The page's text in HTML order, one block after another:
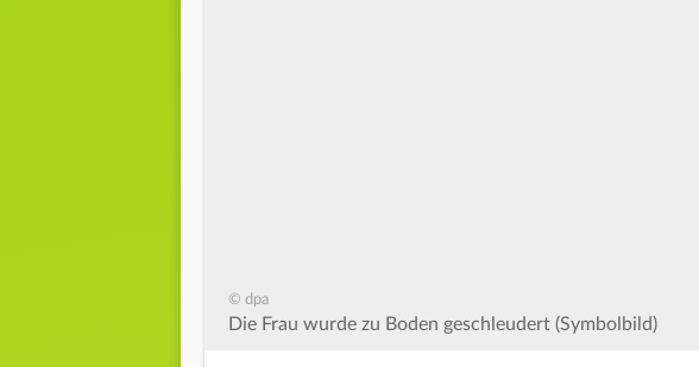
© dpa
Die Frau wurde zu Boden geschleudert (Symbolbild)